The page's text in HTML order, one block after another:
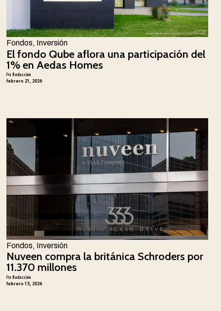
Fondos, Inversión
El fondo Qube aflora una participación del
1% en Aedas Homes
Por Redacción
febrero 21, 2026
Fondos, Inversión
Nuveen compra la británica Schroders por
11.370 millones
PorRedacción
febrero 15, 2026